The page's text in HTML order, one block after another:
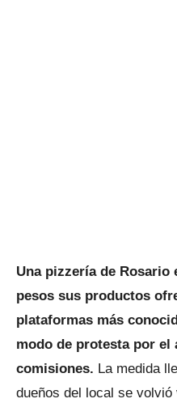
Una pizzería de Rosario
pesos sus productos
plataformas más
modo de protesta por el
comisiones. La medida
dueños del local se